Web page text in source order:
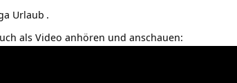
Urlaub .
als Video anhören und anschauen: